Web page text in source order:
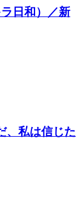
日和）／新
、私は信じた